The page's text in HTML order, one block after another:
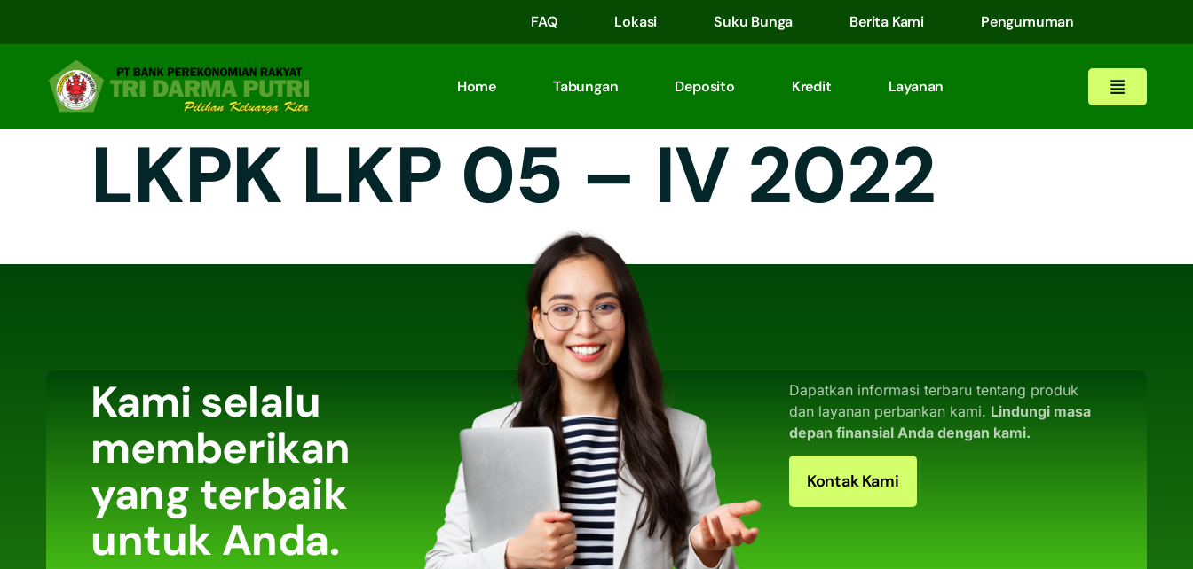
FAQ Lokasi Suku Bunga Berita Kami Pengumuman
Home Tabungan Deposito Kredit Layanan
LKPK LKP 05 – IV 2022
Kami selalu
memberikan
yang terbaik
untuk Anda.
Dapatkan informasi terbaru tentang produk
dan layanan perbankan kami. Lindungi masa
depan finansial Anda dengan kami.
Kontak Kami